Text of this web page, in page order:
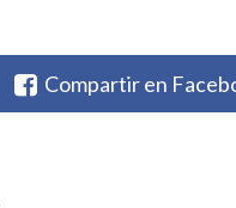
Compartir en